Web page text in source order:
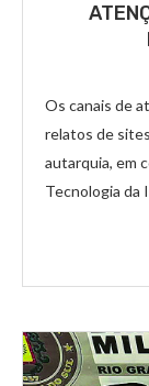
Os canais de
relatos de
autarquia, em
Tecnologia da